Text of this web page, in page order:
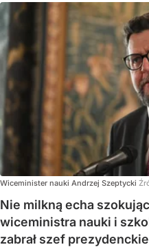
Wiceminister nauki Andrzej Szeptycki
Nie milkną echa
wiceministra nauki i
zabrał szef